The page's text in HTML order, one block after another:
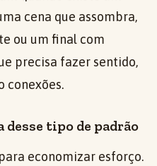
cena que assombra,
ou um final com
precisa fazer sentido,
conexões.
desse tipo de padrão
economizar esforço.